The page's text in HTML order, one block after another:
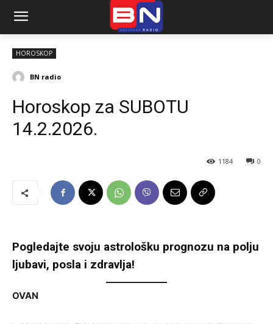
HOROSKOP
BN radio
Horoskop za SUBOTU
14.2.2026.
0
1184
Pogledajte svoju astrološku prognozu na polju
ljubavi, posla i zdravlja!
OVAN